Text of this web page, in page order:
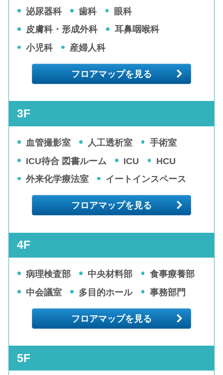
泌尿器科
歯科
眼科
皮膚科・形成外科
耳鼻咽喉科
小児科
産婦人科
フロアマップを見る
3F
血管撮影室 人工透析室
手術室
ICU待合 図書ルーム
ICU
HCU
外来化学療法室
イートインスペース
フロアマップを見る
4F
病理検査部 中央材料部
食事療養部
中会議室
多目的ホール 事務部門
フロアマップを見る
5F